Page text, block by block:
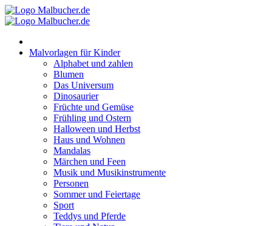
Zum
Inhalt
Malvorlagen für Kinder
Alphabet und zahlen
Blumen
Das Universum
Dinosaurier
Früchte und Gemüse
Frühling und Ostern
Halloween und Herbst
Haus und Wohnen
Mandalas
Märchen und Feen
Musik und Musikinstrumente
Personen
Sommer und Feiertage
Sport
Teddys und Pferde